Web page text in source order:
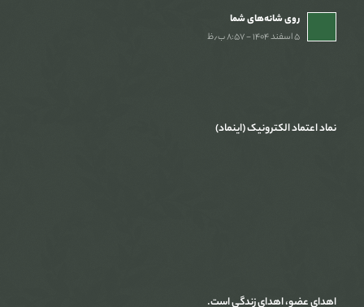
روی شانه‌های شما
۵ اسفند ۱۴۰۴ - ۸:۵۷ ب٫ظ
نماد اعتماد الکترونیک (اینماد)
اهدای عضو، اهدای زندگی است.